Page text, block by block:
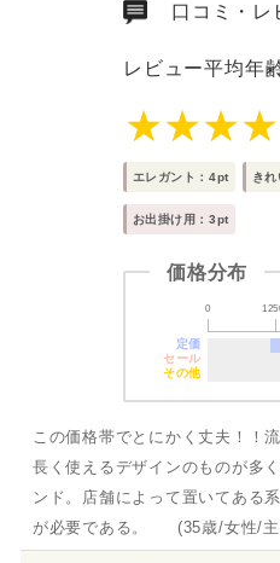
口コミ・
レビュー平均年
エレガント：4pt き
お出掛け用：3pt
価格分布
0
定価
セール
その他
この価格帯でとにかく丈夫！！
長く使えるデザインのものが多
ンド。店舗によって置いてある
が必要である。 (35歳/女性/主